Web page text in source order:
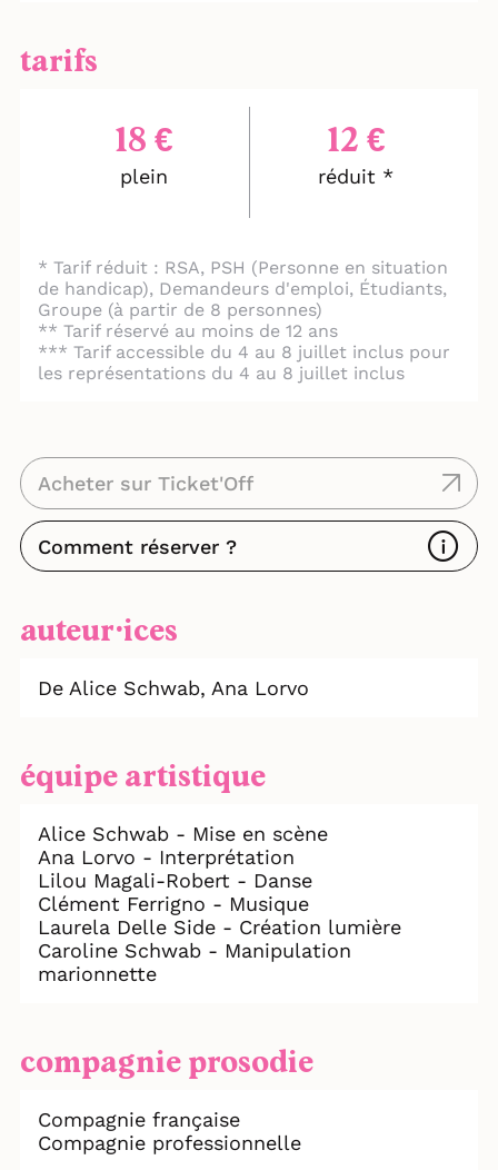
Mexique accompagne Libre de cojear à
Avignon.
tarifs
18 €
plein
12 €
réduit *
* Tarif réduit : RSA, PSH (Personne en situation
de handicap), Demandeurs d'emploi, Étudiants,
Groupe (à partir de 8 personnes)
** Tarif réservé au moins de 12 ans
*** Tarif accessible du 4 au 8 juillet inclus pour
les représentations du 4 au 8 juillet inclus
Acheter sur Ticket'Off
Comment réserver ?
auteur⸱ices
De Alice Schwab, Ana Lorvo
équipe artistique
Alice Schwab - Mise en scène
Ana Lorvo - Interprétation
Lilou Magali-Robert - Danse
Clément Ferrigno - Musique
Laurela Delle Side - Création lumière
Caroline Schwab - Manipulation
marionnette
compagnie prosodie
Compagnie française
Compagnie professionnelle